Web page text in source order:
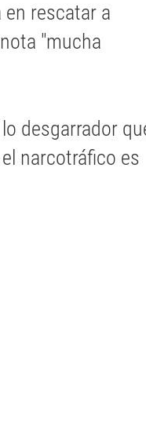
rescatar a
"mucha
desgarrador
narcotráfico es